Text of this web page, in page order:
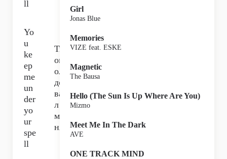
ll
Yo
u
ke
ep
me
un
der
yo
ur
spe
ll
Ты
ок
ол
до
ва
л
ме
ня,
Girl
Jonas Blue
Memories
VIZE feat. ESKE
Magnetic
The Bausa
Hello (The Sun Is Up Where Are You)
Mizmo
Meet Me In The Dark
AVE
ONE TRACK MIND